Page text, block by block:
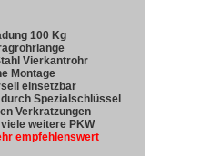
100 Kg
Vierkantrohr
Montage
einsetzbar
Spezialschlüssel
Verkratzungen
weitere PKW
empfehlenswert